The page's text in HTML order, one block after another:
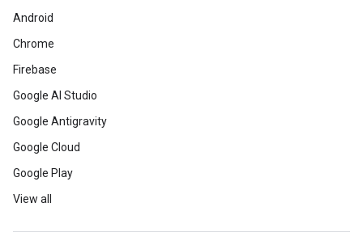
Android
Chrome
Firebase
Google AI Studio
Google Antigravity
Google Cloud
Google Play
View all